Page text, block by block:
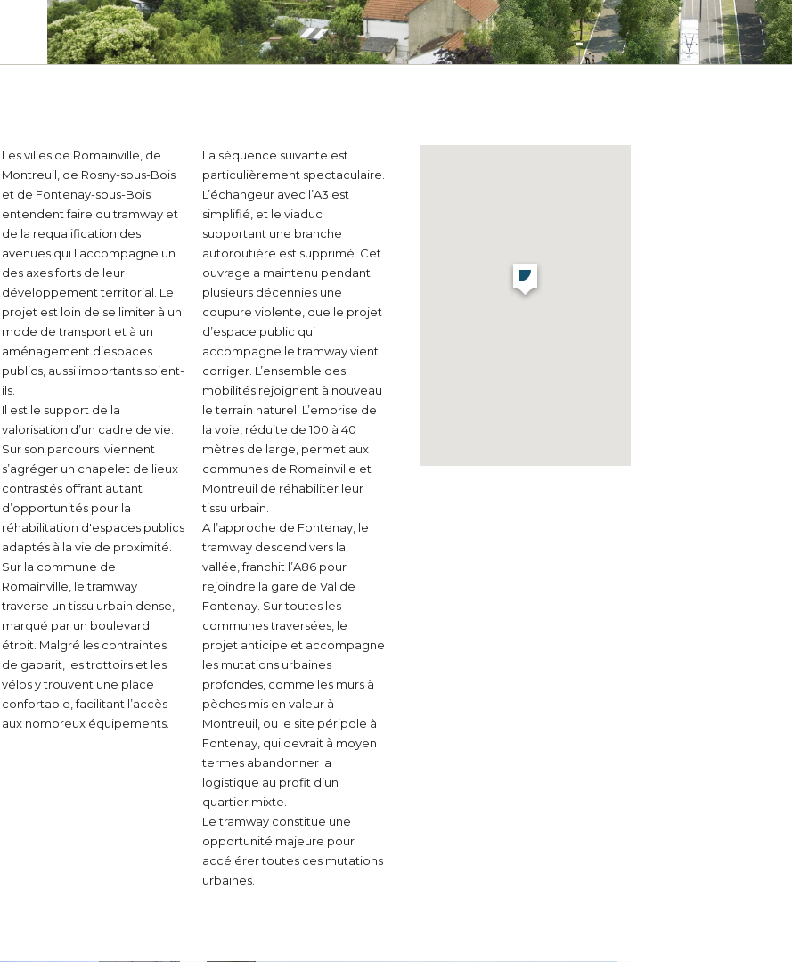
Les villes de Romainville, de
Montreuil, de Rosny-sous-Bois
et de Fontenay-sous-Bois
entendent faire du tramway et
de la requalification des
avenues qui l’accompagne un
des axes forts de leur
développement territorial. Le
projet est loin de se limiter à un
mode de transport et à un
aménagement d’espaces
publics, aussi importants soient-
ils.
Il est le support de la
valorisation d’un cadre de vie.
Sur son parcours viennent
s’agréger un chapelet de lieux
contrastés offrant autant
d’opportunités pour la
réhabilitation d'espaces publics
adaptés à la vie de proximité.
Sur la commune de
Romainville, le tramway
traverse un tissu urbain dense,
marqué par un boulevard
étroit. Malgré les contraintes
de gabarit, les trottoirs et les
vélos y trouvent une place
confortable, facilitant l’accès
aux nombreux équipements.
La séquence suivante est
particulièrement spectaculaire.
L’échangeur avec l’A3 est
simplifié, et le viaduc
supportant une branche
autoroutière est supprimé. Cet
ouvrage a maintenu pendant
plusieurs décennies une
coupure violente, que le projet
d’espace public qui
accompagne le tramway vient
corriger. L’ensemble des
mobilités rejoignent à nouveau
le terrain naturel. L’emprise de
la voie, réduite de 100 à 40
mètres de large, permet aux
communes de Romainville et
Montreuil de réhabiliter leur
tissu urbain.
A l’approche de Fontenay, le
tramway descend vers la
vallée, franchit l’A86 pour
rejoindre la gare de Val de
Fontenay. Sur toutes les
communes traversées, le
projet anticipe et accompagne
les mutations urbaines
profondes, comme les murs à
pèches mis en valeur à
Montreuil, ou le site péripole à
Fontenay, qui devrait à moyen
termes abandonner la
logistique au profit d’un
quartier mixte.
Le tramway constitue une
opportunité majeure pour
accélérer toutes ces mutations
urbaines.